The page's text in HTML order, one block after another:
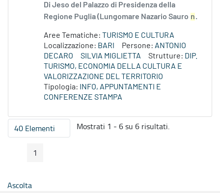
Di Jeso del Palazzo di Presidenza della
Regione Puglia (Lungomare Nazario Sauro n.
Aree Tematiche: TURISMO E CULTURA
Localizzazione: BARI Persone: ANTONIO
DECARO
SILVIA MIGLIETTA Strutture: DIP.
TURISMO, ECONOMIA DELLA CULTURA E
VALORIZZAZIONE DEL TERRITORIO
Tipologia:
INFO, APPUNTAMENTI E
CONFERENZE STAMPA
40 ElementiPer pagina
Mostrati 1 - 6 su 6 risultati.
Pagina Precedente
Pagina
1
Ascolta